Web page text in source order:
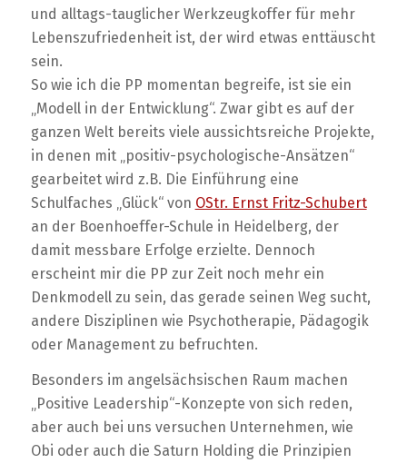
und alltags-tauglicher Werkzeugkoffer für mehr
Lebenszufriedenheit ist, der wird etwas enttäuscht
sein.
So wie ich die PP momentan begreife, ist sie ein
„Modell in der Entwicklung“. Zwar gibt es auf der
ganzen Welt bereits viele aussichtsreiche Projekte,
in denen mit „positiv-psychologische-Ansätzen“
gearbeitet wird z.B. Die Einführung eine
Schulfaches „Glück“ von OStr. Ernst Fritz-Schubert
an der Boenhoeffer-Schule in Heidelberg, der
damit messbare Erfolge erzielte. Dennoch
erscheint mir die PP zur Zeit noch mehr ein
Denkmodell zu sein, das gerade seinen Weg sucht,
andere Disziplinen wie Psychotherapie, Pädagogik
oder Management zu befruchten.
Besonders im angelsächsischen Raum machen
„Positive Leadership“-Konzepte von sich reden,
aber auch bei uns versuchen Unternehmen, wie
Obi oder auch die Saturn Holding die Prinzipien